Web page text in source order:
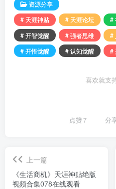
资源分享
# 天涯神贴
# 天涯论坛 #
# 开智觉醒
# 强者思维 #
# 开悟觉醒
# 认知觉醒 #
喜欢就支
点赞7 分
上一篇
《生活商机》天涯神贴绝版
视频合集078在线观看